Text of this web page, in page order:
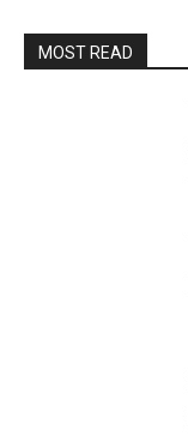
MOST READ